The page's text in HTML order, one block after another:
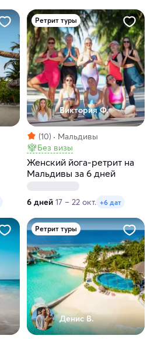
Ретрит туры
Виктория Ф.
(10)
Мальдивы
Без визы
Женский йога-ретрит на
Мальдивы за 6 дней
6 дней 17 – 22 окт. +6 дат
Ретрит туры
Денис В.